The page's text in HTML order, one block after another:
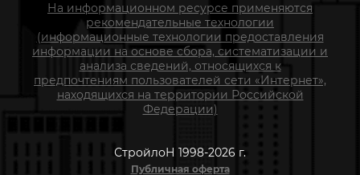
На информационном ресурсе применяются
рекомендательные технологии
(информационные технологии предоставления
информации на основе сбора, систематизации и
анализа сведений, относящихся к
предпочтениям пользователей сети «Интернет»,
находящихся на территории Российской
Федерации)
СтройлоН 1998-2026 г.
Публичная оферта